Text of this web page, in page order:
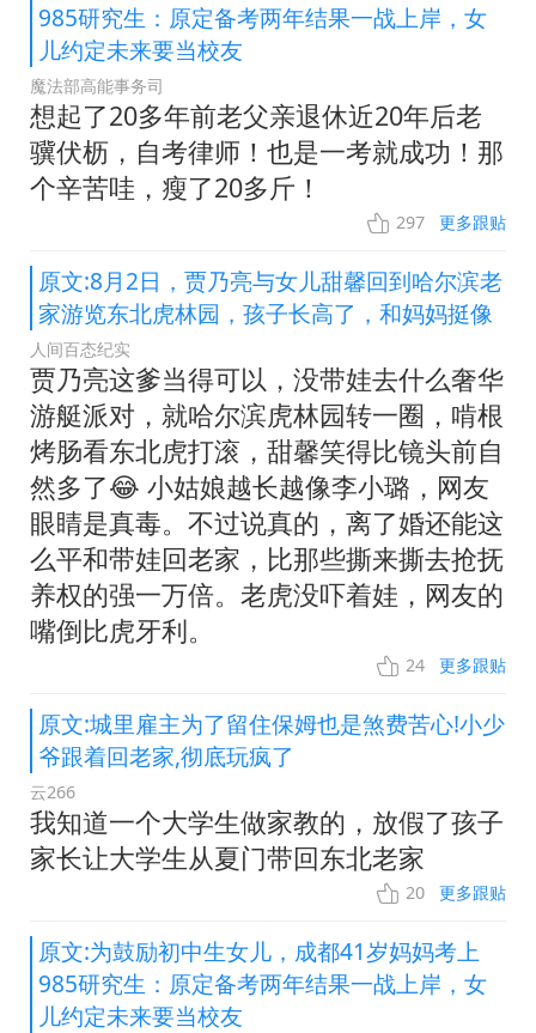
985研究生：原定备考两年结果一战上岸，女
儿约定未来要当校友
魔法部高能事务司
想起了20多年前老父亲退休近20年后老
骥伏枥，自考律师！也是一考就成功！那
个辛苦哇，瘦了20多斤！
297 更多跟贴
原文:8月2日，贾乃亮与女儿甜馨回到哈尔滨老
家游览东北虎林园，孩子长高了，和妈妈挺像
人间百态纪实
贾乃亮这爹当得可以，没带娃去什么奢华
游艇派对，就哈尔滨虎林园转一圈，啃根
烤肠看东北虎打滚，甜馨笑得比镜头前自
然多了😂 小姑娘越长越像李小璐，网友
眼睛是真毒。不过说真的，离了婚还能这
么平和带娃回老家，比那些撕来撕去抢抚
养权的强一万倍。老虎没吓着娃，网友的
嘴倒比虎牙利。
24 更多跟贴
原文:城里雇主为了留住保姆也是煞费苦心!小少
爷跟着回老家,彻底玩疯了
云266
我知道一个大学生做家教的，放假了孩子
家长让大学生从夏门带回东北老家
20 更多跟贴
原文:为鼓励初中生女儿，成都41岁妈妈考上
985研究生：原定备考两年结果一战上岸，女
儿约定未来要当校友